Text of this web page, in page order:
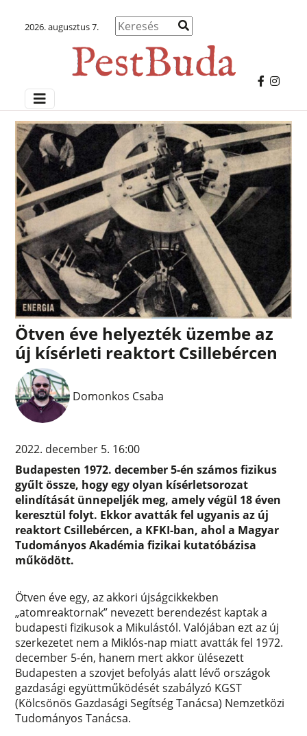
2026. augusztus 7.
Ötven éve helyezték üzembe az
új kísérleti reaktort Csillebércen
Domonkos Csaba
2022. december 5. 16:00
Budapesten 1972. december 5-én számos fizikus
gyűlt össze, hogy egy olyan kísérletsorozat
elindítását ünnepeljék meg, amely végül 18 éven
keresztül folyt. Ekkor avatták fel ugyanis az új
reaktort Csillebércen, a KFKI-ban, ahol a Magyar
Tudományos Akadémia fizikai kutatóbázisa
működött.
Ötven éve egy, az akkori újságcikkekben
„atomreaktornak” nevezett berendezést kaptak a
budapesti fizikusok a Mikulástól. Valójában ezt az új
szerkezetet nem a Miklós-nap miatt avatták fel 1972.
december 5-én, hanem mert akkor ülésezett
Budapesten a szovjet befolyás alatt lévő országok
gazdasági együttműködését szabályzó KGST
(Kölcsönös Gazdasági Segítség Tanácsa) Nemzetközi
Tudományos Tanácsa.